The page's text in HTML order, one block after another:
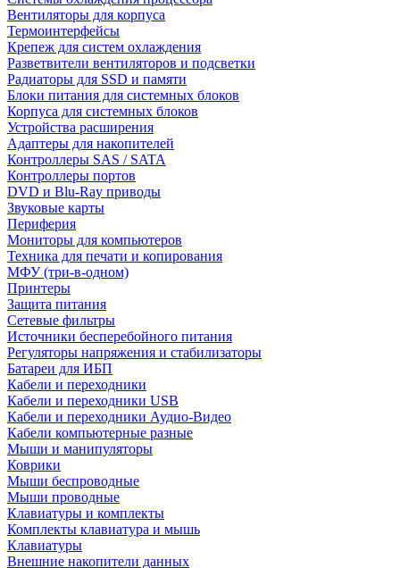
Вентиляторы для корпуса
Термоинтерфейсы
Крепеж для систем охлаждения
Разветвители вентиляторов и подсветки
Радиаторы для SSD и памяти
Блоки питания для системных блоков
Корпуса для системных блоков
Устройства расширения
Адаптеры для накопителей
Контроллеры SAS / SATA
Контроллеры портов
DVD и Blu-Ray приводы
Звуковые карты
Периферия
Мониторы для компьютеров
Техника для печати и копирования
МФУ (три-в-одном)
Принтеры
Защита питания
Сетевые фильтры
Источники бесперебойного питания
Регуляторы напряжения и стабилизаторы
Батареи для ИБП
Кабели и переходники
Кабели и переходники USB
Кабели и переходники Аудио-Видео
Кабели компьютерные разные
Мыши и манипуляторы
Коврики
Мыши беспроводные
Мыши проводные
Клавиатуры и комплекты
Комплекты клавиатура и мышь
Клавиатуры
Внешние накопители данных